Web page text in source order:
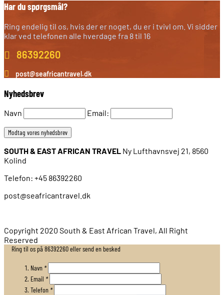
Har du spørgsmål?
Ring endelig til os, hvis der er noget, du er i tvivl om. Vi sidder
klar ved telefonen alle hverdage fra 8 til 16
86392260
post@seafricantravel.dk
Nyhedsbrev
Navn Email:
SOUTH & EAST AFRICAN TRAVEL Ny Lufthavnsvej 21, 8560
Kolind
Telefon: +45 86392260
post@seafricantravel.dk
Copyright 2020 South & East African Travel, All Right
Reserved
Ring til os på 86392260 eller send en besked
Navn *
Email *
Telefon *